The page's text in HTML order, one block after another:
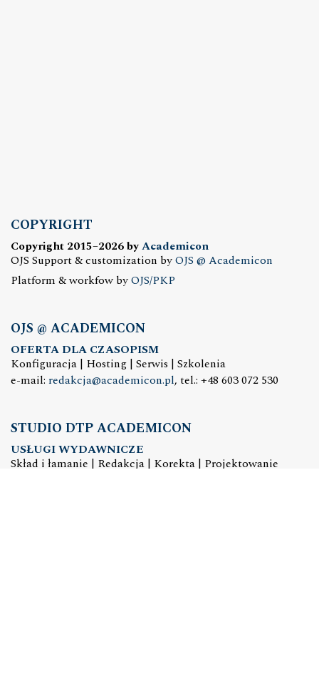
COPYRIGHT
Copyright 2015–2026 byAcademicon
OJS Support & customization byOJS @ Academicon
Platform & workfow byOJS/PKP
OJS @ ACADEMICON
OFERTA DLA CZASOPISM
Konfiguracja | Hosting | Serwis | Szkolenia
e-mail: redakcja@academicon.pl, tel.: +48 603 072 530
STUDIO DTP ACADEMICON
USŁUGI WYDAWNICZE
Skład i łamanie | Redakcja | Korekta | Projektowanie